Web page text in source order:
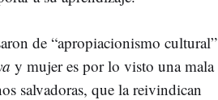
de “apropiacionismo cultural”
y mujer es por lo visto una mala
salvadoras, que la reivindican